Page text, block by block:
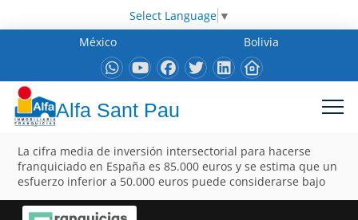
Select Language ▼
México
Bolivia
Alfa Sant Pau
La cifra media de inversión intersectorial para hacerse
franquiciado en España es 85.000 euros y se estima que un
esfuerzo inferior a 50.000 euros puede considerarse bajo